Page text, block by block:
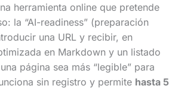
herramienta online que pretende
la “AI-readiness” (preparación
una URL y recibir, en
en Markdown y un listado
página sea más “legible” para
sin registro y permite hasta 5